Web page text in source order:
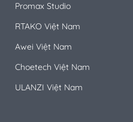
Promax Studio
RTAKO Việt Nam
Awei Việt Nam
Choetech Việt Nam
ULANZI Việt Nam